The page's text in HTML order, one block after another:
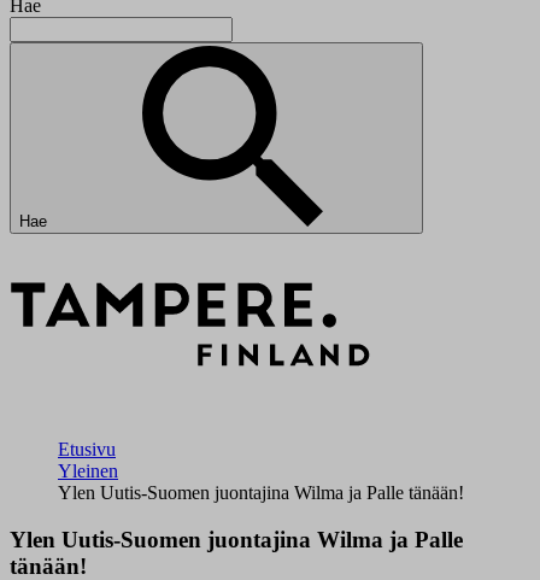
Hae
Hae
Etusivu
Yleinen
Ylen Uutis-Suomen juontajina Wilma ja Palle tänään!
Ylen Uutis-Suomen juontajina Wilma ja Palle
tänään!